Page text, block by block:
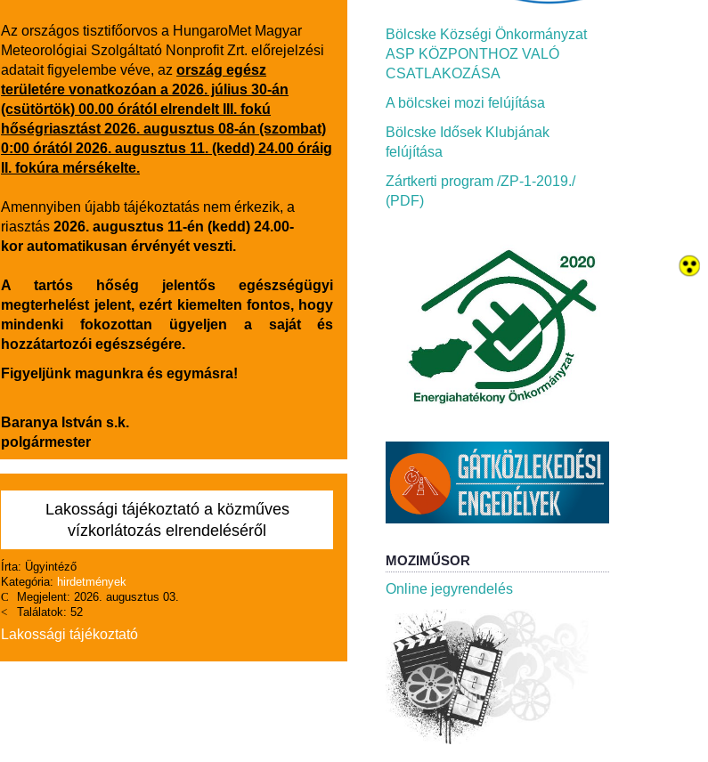
Azországos tisztifőorvos a HungaroMet Magyar
Meteorológiai Szolgáltató Nonprofit Zrt. előrejelzési
adatait figyelembe véve, azország egész
területére vonatkozóana 2026. július 30-án
(csütörtök) 00.00 órától elrendelt III. fokú
hőségriasztást 2026. augusztus 08-án (szombat)
0:00 órától 2026. augusztus 11. (kedd) 24.00 óráig
II. fokúra mérsékelte.
Amennyiben újabb tájékoztatás nem érkezik, a
riasztás2026. augusztus 11-én (kedd) 24.00-
kor automatikusan érvényét veszti.
A tartós hőség jelentős egészségügyi
megterhelést jelent, ezért kiemelten fontos, hogy
mindenki fokozottan ügyeljen a saját és
hozzátartozói egészségére.
Figyeljünk magunkra és egymásra!
Baranya István s.k.
polgármester
Lakossági tájékoztató a közműves
vízkorlátozás elrendeléséről
Írta: Ügyintéző
Kategória: hirdetmények
Megjelent: 2026. augusztus 03.
Találatok: 52
Lakossági tájékoztató
Bölcske Községi Önkormányzat
ASP KÖZPONTHOZ VALÓ
CSATLAKOZÁSA
A bölcskei mozi felújítása
Bölcske Idősek Klubjának
felújítása
Zártkerti program /ZP-1-2019./
(PDF)
MOZIMŰSOR
Online jegyrendelés